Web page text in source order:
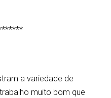
a variedade de
muito bom que